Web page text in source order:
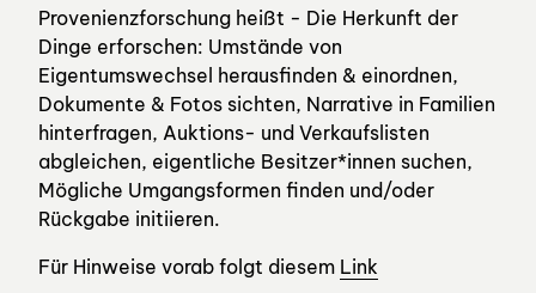
Provenienzforschung heißt - Die Herkunft der
Dinge erforschen: Umstände von
Eigentumswechsel herausfinden & einordnen,
Dokumente & Fotos sichten, Narrative in Familien
hinterfragen, Auktions- und Verkaufslisten
abgleichen, eigentliche Besitzer*innen suchen,
Mögliche Umgangsformen finden und/oder
Rückgabe initiieren.
Für Hinweise vorab folgt diesem Link